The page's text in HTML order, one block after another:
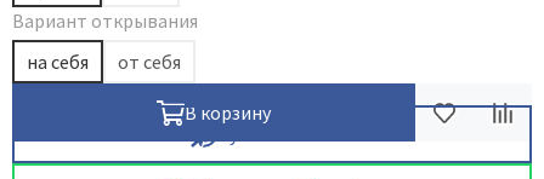
Вариант открывания
на себя
от себя
В корзину